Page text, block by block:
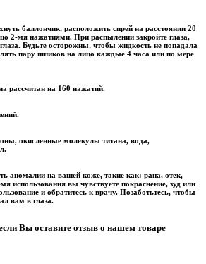
баллончик, расположить спрей на расстоянии 20
2-мя нажатиями. При распылении закройте глаза,
Будьте осторожны, чтобы жидкость не попадала
пару пшиков на лицо каждые 4 часа или по мере
рассчитан на 160 нажатий.
окисленные молекулы титана, вода,
аномалии на вашей коже, такие как: рана, отек,
использования вы чувствуете покраснение, зуд или
и обратитесь к врачу. Позаботьтесь, чтобы
вам в глаза.
Вы оставите отзыв о нашем товаре